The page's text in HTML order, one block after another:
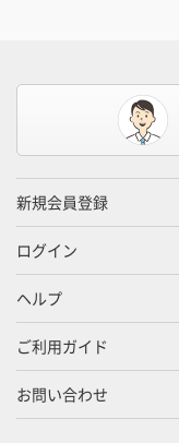
新規会員登録
ログイン
ヘルプ
ご利用ガイド
お問い合わせ